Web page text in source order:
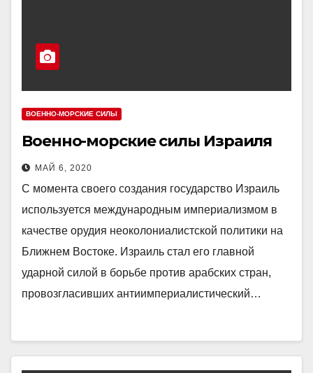
ВОЕННО-МОРСКИЕ СИЛЫ
Военно-морские силы Израиля
МАЙ 6, 2020
С момента своего создания государство Израиль
используется международным империализмом в
качестве орудия неоколониалистской политики на
Ближнем Востоке. Израиль стал его главной
ударной силой в борьбе против арабских стран,
провозгласивших антиимпериалистический…